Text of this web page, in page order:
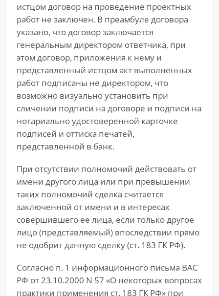
истцом договор на проведение проектных
работ не заключен. В преамбуле договора
указано, что договор заключается
генеральным директором ответчика, при
этом договор, приложения к нему и
представленный истцом акт выполненных
работ подписаны не директором, что
возможно визуально установить при
сличении подписи на договоре и подписи на
нотариально удостоверенной карточке
подписей и оттиска печатей,
представленной в банк.
При отсутствии полномочий действовать от
имени другого лица или при превышении
таких полномочий сделка считается
заключенной от имени и в интересах
совершившего ее лица, если только другое
лицо (представляемый) впоследствии прямо
не одобрит данную сделку (ст. 183 ГК РФ).
Согласно п. 1 информационного письма ВАС
РФ от 23.10.2000 N 57 «О некоторых вопросах
практики применения ст. 183 ГК РФ» при